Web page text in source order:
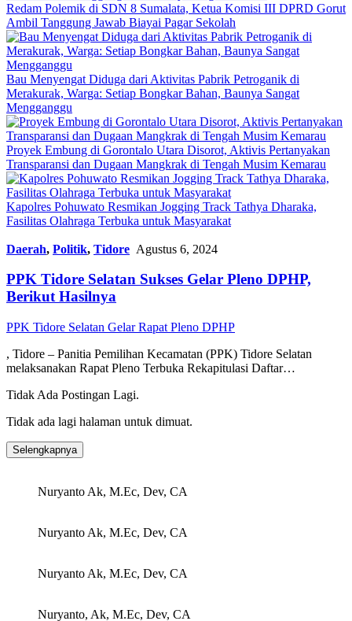
Redam Polemik di SDN 8 Sumalata, Ketua Komisi III DPRD Gorut
Ambil Tanggung Jawab Biayai Pagar Sekolah
Bau Menyengat Diduga dari Aktivitas Pabrik Petroganik di
Merakurak, Warga: Setiap Bongkar Bahan, Baunya Sangat
Mengganggu
Proyek Embung di Gorontalo Utara Disorot, Aktivis Pertanyakan
Transparansi dan Dugaan Mangkrak di Tengah Musim Kemarau
Kapolres Pohuwato Resmikan Jogging Track Tathya Dharaka,
Fasilitas Olahraga Terbuka untuk Masyarakat
Daerah, Politik, Tidore Agustus 6, 2024
PPK Tidore Selatan Sukses Gelar Pleno DPHP,
Berikut Hasilnya
PPK Tidore Selatan Gelar Rapat Pleno DPHP
, Tidore – Panitia Pemilihan Kecamatan (PPK) Tidore Selatan
melaksanakan Rapat Pleno Terbuka Rekapitulasi Daftar…
Tidak Ada Postingan Lagi.
Tidak ada lagi halaman untuk dimuat.
Selengkapnya
Nuryanto Ak, M.Ec, Dev, CA
Nuryanto Ak, M.Ec, Dev, CA
Nuryanto Ak, M.Ec, Dev, CA
Nuryanto, Ak, M.Ec, Dev, CA